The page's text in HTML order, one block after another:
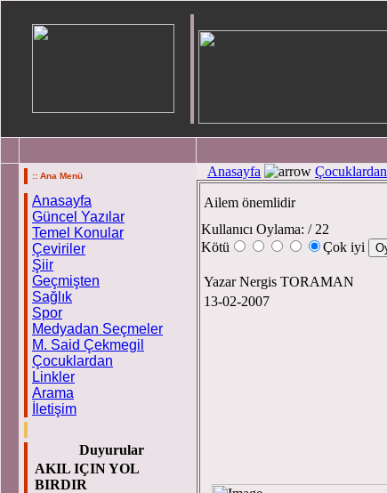
:: Ana Menü
Anasayfa
Güncel Yazılar
Temel Konular
Çeviriler
Şiir
Geçmişten
Sağlık
Spor
Medyadan Seçmeler
M. Said Çekmegil
Çocuklardan
Linkler
Arama
İletişim
Duyurular
AKIL IÇIN YOL
BIRDIR
Anasayfa Çocuklardan
Ailem önemlidir
Kullanıcı Oylama: / 22
Kötü
Çok iyi
Yazar Nergis TORAMAN
13-02-2007